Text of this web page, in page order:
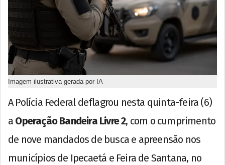
Imagem ilustrativa gerada por IA
A Polícia Federal deflagrou nesta quinta-feira (6)
a Operação Bandeira Livre 2, com o cumprimento
de nove mandados de busca e apreensão nos
municípios de Ipecaetá e Feira de Santana, no